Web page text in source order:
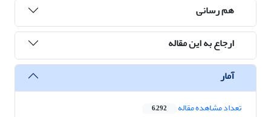
هم رسانی
ارجاع به این مقاله
آمار
تعداد مشاهده مقاله 6,292